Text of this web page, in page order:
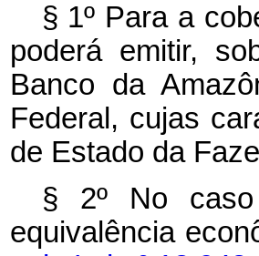
§ 1º Para a
poderá emitir,
Banco da
Federal, cujas
de Estado da
§ 2º No
equivalência